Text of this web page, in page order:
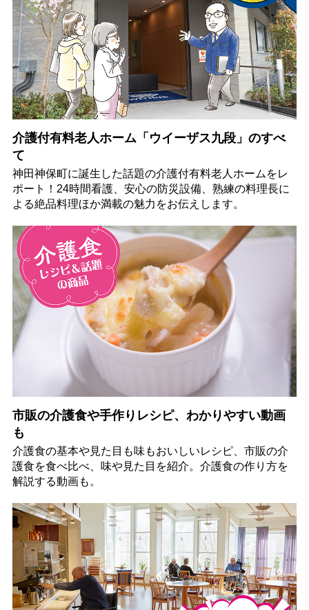
介護付有料老人ホーム「ウイーザス九段」のすべ
て
神田神保町に誕生した話題の介護付有料老人ホームをレ
ポート！24時間看護、安心の防災設備、熟練の料理長に
よる絶品料理ほか満載の魅力をお伝えします。
市販の介護食や手作りレシピ、わかりやすい動画
も
介護食の基本や見た目も味もおいしいレシピ、市販の介
護食を食べ比べ、味や見た目を紹介。介護食の作り方を
解説する動画も。